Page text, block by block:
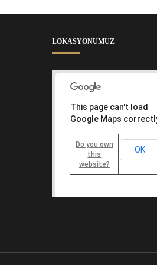
LOKASYONUMUZ
This page can't load
Google Maps
Do you own
this
website?
OK